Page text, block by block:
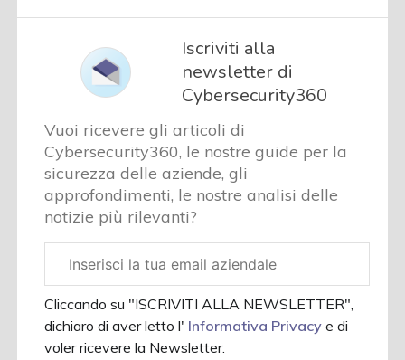
Iscriviti alla
newsletter di
Cybersecurity360
Vuoi ricevere gli articoli di
Cybersecurity360, le nostre guide per la
sicurezza delle aziende, gli
approfondimenti, le nostre analisi delle
notizie più rilevanti?
aziendale
Cliccando su "ISCRIVITI ALLA NEWSLETTER",
dichiaro di aver letto l' Informativa Privacye di
voler ricevere la Newsletter.